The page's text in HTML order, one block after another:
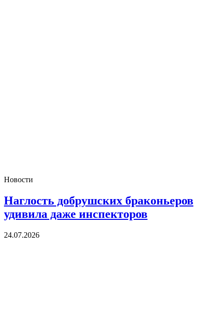
Новости
Наглость добрушских браконьеров
удивила даже инспекторов
24.07.2026